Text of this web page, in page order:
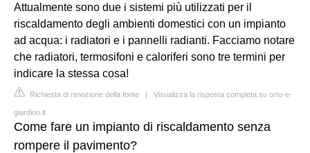
Attualmente sono due i sistemi più utilizzati per il
riscaldamento degli ambienti domestici con un impianto
ad acqua: i radiatori e i pannelli radianti. Facciamo notare
che radiatori, termosifoni e caloriferi sono tre termini per
indicare la stessa cosa!
Richiesta di rimozione della fonte | Visualizza la risposta completa su orto-e-
giardino.it
Come fare un impianto di riscaldamento senza
rompere il pavimento?